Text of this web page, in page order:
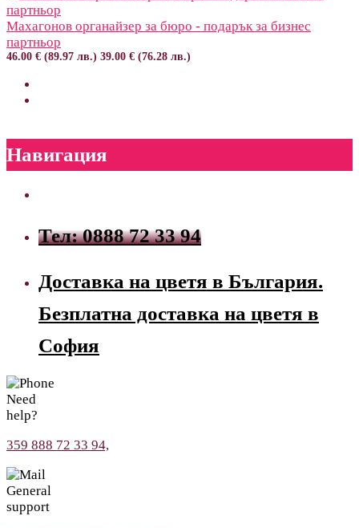
Махагонов органайзер за бюро - подарък за бизнес
партньор
46.00 € (89.97 лв.) 39.00 € (76.28 лв.)
Навигация
Тел: 0888 72 33 94
Доставка на цветя в България.
Безплатна доставка на цветя в
София
Need
help?
359 888 72 33 94,
General
support